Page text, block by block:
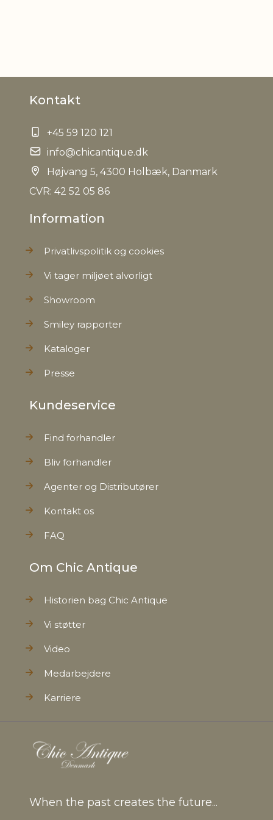
Kontakt
+45 59 120 121
info@chicantique.dk
Højvang 5, 4300 Holbæk, Danmark
CVR: 42 52 05 86
Information
Privatlivspolitik og cookies
Vi tager miljøet alvorligt
Showroom
Smiley rapporter
Kataloger
Presse
Kundeservice
Find forhandler
Bliv forhandler
Agenter og Distributører
Kontakt os
FAQ
Om Chic Antique
Historien bag Chic Antique
Vi støtter
Video
Medarbejdere
Karriere
When the past creates the future...